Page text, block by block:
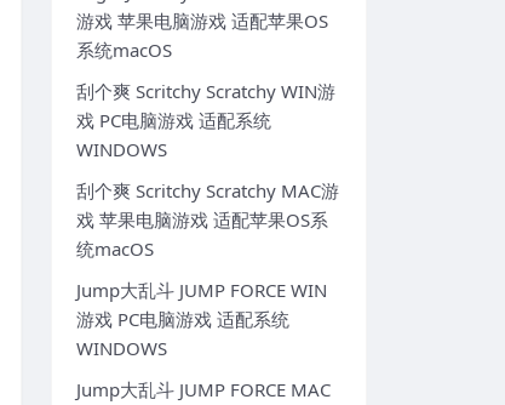
游戏 苹果电脑游戏 适配苹果OS
系统macOS
刮个爽 Scritchy Scratchy WIN游
戏 PC电脑游戏 适配系统
WINDOWS
刮个爽 Scritchy Scratchy MAC游
戏 苹果电脑游戏 适配苹果OS系
统macOS
Jump大乱斗 JUMP FORCE WIN
游戏 PC电脑游戏 适配系统
WINDOWS
Jump大乱斗 JUMP FORCE MAC